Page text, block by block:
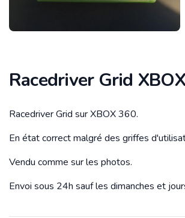
Racedriver Grid
Description
Racedriver Grid sur XBOX 360.
En état correct malgré des griffes
Vendu comme sur les photos.
Envoi sous 24h sauf les dimanches et